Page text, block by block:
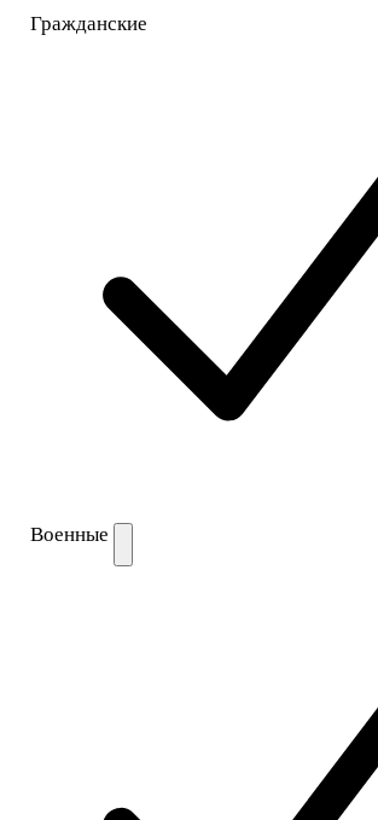
Гражданские
Военные